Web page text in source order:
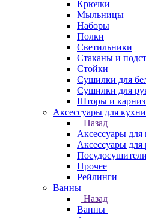
Крючки
Мыльницы
Наборы
Полки
Светильники
Стаканы и
Стойки
Сушилки для
Сушилки для
Шторы и
Аксессуары для кухни
Назад
Аксессуары для
Аксессуары для
Посудосушители
Прочее
Рейлинги
Ванны
Назад
Ванны